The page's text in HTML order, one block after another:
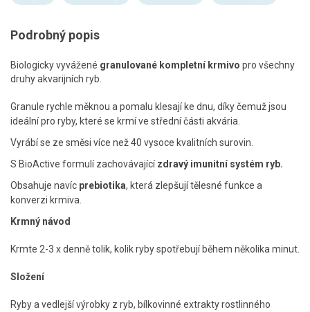
Podrobný popis
Biologicky vyvážené granulované kompletní krmivo pro všechny
druhy akvarijních ryb.
Granule rychle měknou a pomalu klesají ke dnu, díky čemuž jsou
ideální pro ryby, které se krmí ve střední části akvária.
Vyrábí se ze směsi více než 40 vysoce kvalitních surovin.
S BioActive formulí zachovávajícízdravý imunitní systém ryb.
Obsahuje navíc prebiotika, která zlepšují tělesné funkce a
konverzi krmiva.
Krmný návod
Krmte 2-3 x denně tolik, kolik ryby spotřebují během několika minut.
Složení
Ryby a vedlejší výrobky z ryb, bílkovinné extrakty rostlinného